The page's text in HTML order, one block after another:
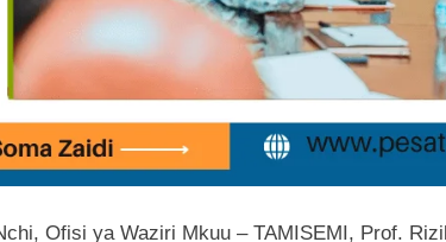
Ofisi ya Waziri Mkuu – TAMISEMI, Prof.